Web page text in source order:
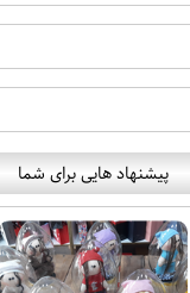
پیشنهاد هایی برای شما